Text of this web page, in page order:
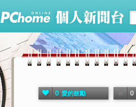
0 愛的鼓勵 0